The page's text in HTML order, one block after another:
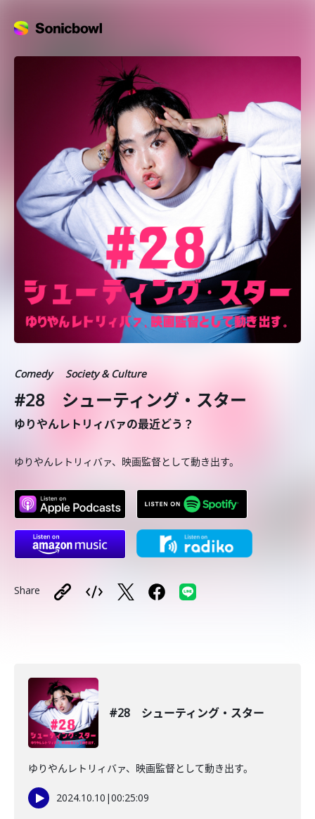
Comedy Society & Culture
#28 シューティング・スター
ゆりやんレトリィバァの最近どう？
ゆりやんレトリィバァ、映画監督として動き出す。
Share
#28 シューティング・スター
ゆりやんレトリィバァ、映画監督として動き出す。
2024.10.10 |00:25:09